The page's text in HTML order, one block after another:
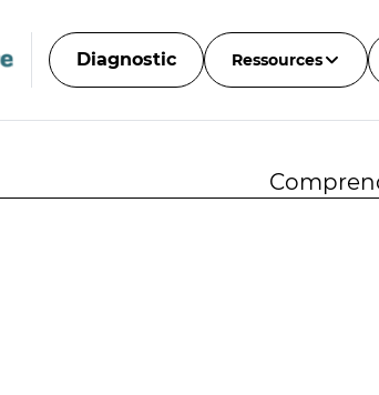
Diagnostic Ressources